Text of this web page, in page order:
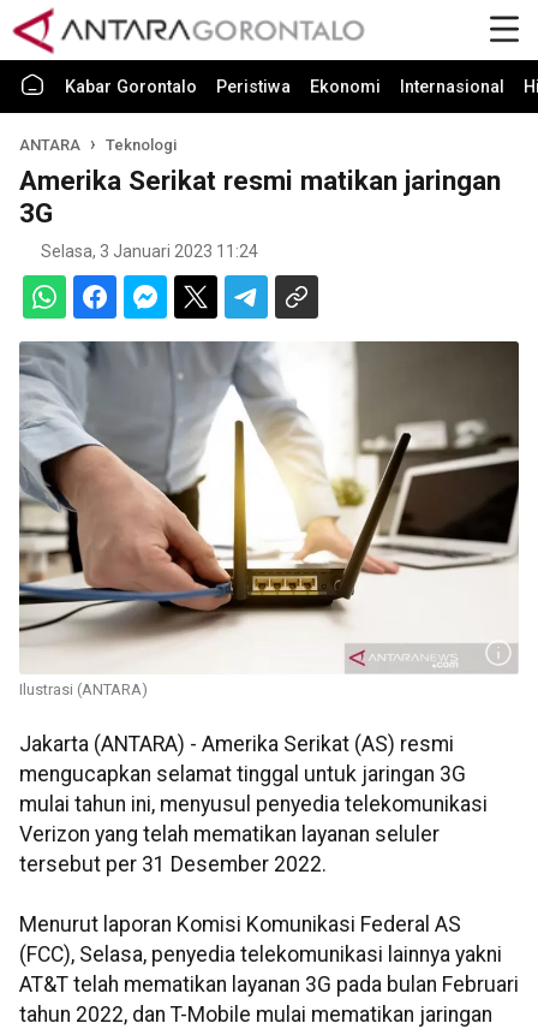
Kabar Gorontalo Peristiwa Ekonomi Internasional
ANTARA Teknologi
Amerika Serikat resmi matikan jaringan
3G
Selasa, 3 Januari 2023 11:24
Ilustrasi (ANTARA)
Jakarta (ANTARA) - Amerika Serikat (AS) resmi
mengucapkan selamat tinggal untuk jaringan 3G
mulai tahun ini, menyusul penyedia telekomunikasi
Verizon yang telah mematikan layanan seluler
tersebut per 31 Desember 2022.
Menurut laporan Komisi Komunikasi Federal AS
(FCC), Selasa, penyedia telekomunikasi lainnya yakni
AT&T telah mematikan layanan 3G pada bulan Februari
tahun 2022, dan T-Mobile mulai mematikan jaringan